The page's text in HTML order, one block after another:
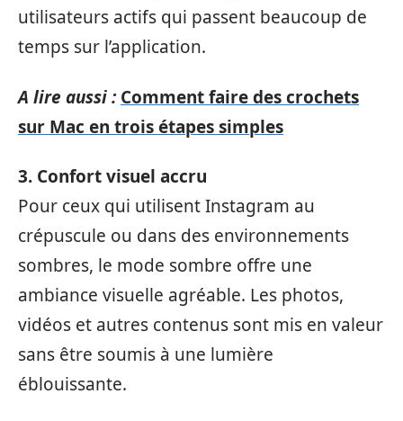
utilisateurs actifs qui passent beaucoup de
temps sur l’application.
A lire aussi : Comment faire des crochets
sur Mac en trois étapes simples
3. Confort visuel accru
Pour ceux qui utilisent Instagram au
crépuscule ou dans des environnements
sombres, le mode sombre offre une
ambiance visuelle agréable. Les photos,
vidéos et autres contenus sont mis en valeur
sans être soumis à une lumière
éblouissante.